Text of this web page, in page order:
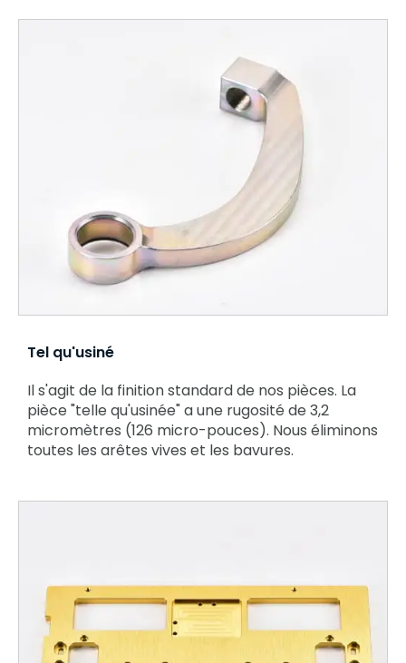
Tel qu'usiné
Il s'agit de la finition standard de nos pièces. La
pièce "telle qu'usinée" a une rugosité de 3,2
micromètres (126 micro-pouces). Nous éliminons
toutes les arêtes vives et les bavures.